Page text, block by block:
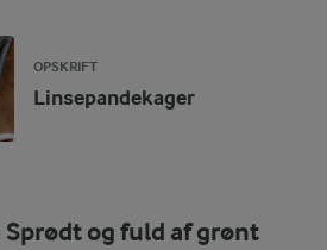
OPSKRIFT
Linsepandekager
og fuld af grønt